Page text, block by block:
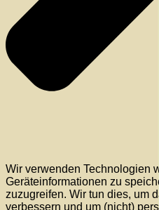
Wir verwenden Technologien
Geräteinformationen zu
zuzugreifen. Wir tun dies, um
verbessern und um (nicht)